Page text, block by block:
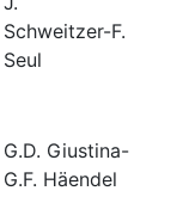
Schweitzer-F.
Seul
G.D. Giustina-
G.F. Häendel